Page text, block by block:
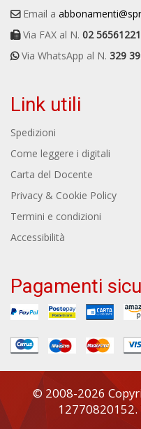
Email a
Via FAX al N. 02 56561221
Via WhatsApp al N. 329
Link utili
Spedizioni
Come leggere i digitali
Carta del Docente
Privacy & Cookie Policy
Termini e condizioni
Accessibilità
Pagamenti
© 2008-2026